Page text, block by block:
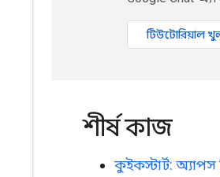
টিউটোরিয়াল
শীর্ষ কাজ
কুইকস্টার্ট: অ্যাপস